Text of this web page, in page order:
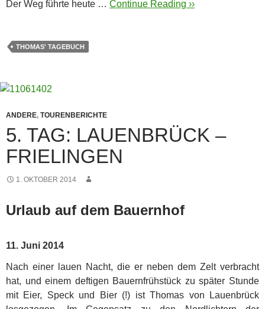
Der Weg führte heute … Continue Reading ››
THOMAS' TAGEBUCH
ANDERE, TOURENBERICHTE
5. TAG: LAUENBRÜCK –
FRIELINGEN
1. OKTOBER 2014
Urlaub auf dem Bauernhof
11. Juni 2014
Nach einer lauen Nacht, die er neben dem Zelt verbracht
hat, und einem deftigen Bauernfrühstück zu später Stunde
mit Eier, Speck und Bier (!) ist Thomas von Lauenbrück